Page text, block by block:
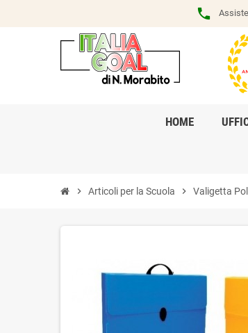
phone
HOME
chevron_right Articoli per la Scuola chevron_right Valigetta